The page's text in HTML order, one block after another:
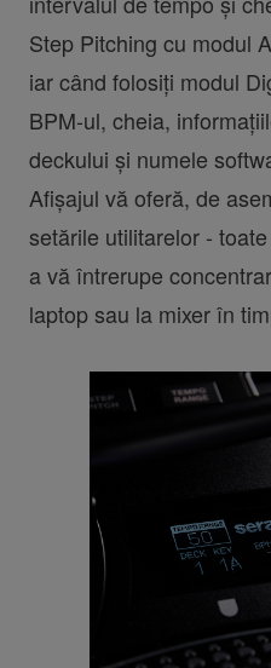
Step Pitching cu modul
iar când folosiți modul
BPM-ul, cheia,
deckului și numele
Afișajul vă oferă, de
setările utilitarelor -
a vă întrerupe
laptop sau la mixer în